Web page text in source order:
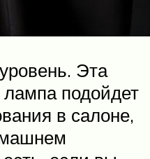
Эта
подойдет
в салоне,